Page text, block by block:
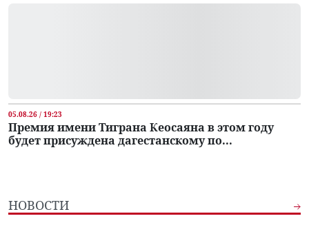
05.08.26 / 19:23
Премия имени Тиграна Кеосаяна в этом году
будет присуждена дагестанскому по...
НОВОСТИ